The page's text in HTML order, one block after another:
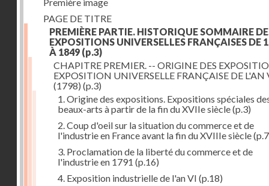
PAGE DE TITRE
PREMIÈRE PARTIE. HISTORIQUE SOMMAIRE
EXPOSITIONS UNIVERSELLES FRANÇAISES DE
À 1849 (p.3)
CHAPITRE PREMIER. -- ORIGINE DES
EXPOSITION UNIVERSELLE FRANÇAISE DE L'AN
(1798) (p.3)
1. Origine des expositions. Expositions spéciales
beaux-arts à partir de la fin du XVIIe siècle(p.3)
2. Coup d'oeil sur la situation du commerce et de
l'industrie en France avant la fin du XVIIIe siècle
3. Proclamation de la liberté du commerce et de
l'industrie en 1791 (p.16)
4. Exposition industrielle de l'an VI (p.18)